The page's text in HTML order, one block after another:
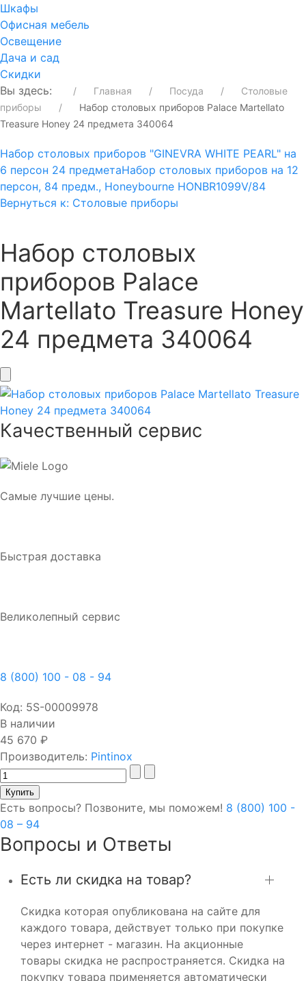
Шкафы
Офисная мебель
Освещение
Дача и сад
Скидки
Вы здесь:
Главная Посуда
Столовые
приборы
Набор столовых приборов Palace Martellato
Treasure Honey 24 предмета 340064
Набор столовых приборов "GINEVRA WHITE PEARL" на
6 перcон 24 предметаНабор столовых приборов на 12
персон, 84 предм., Honeybourne HONBR1099V/84
Вернуться к: Столовые приборы
Набор столовых
приборов Palace
Martellato Treasure Honey
24 предмета 340064
Качественный сервис
Самые лучшие цены.
Быстрая доставка
Великолепный сервис
8 (800) 100 - 08 - 94
Код: 5S-00009978
В наличии
45 670 ₽
Производитель: Pintinox
Есть вопросы? Позвоните, мы поможем! 8 (800) 100 -
08 – 94
Вопросы и Ответы
Есть ли скидка на товар?
Скидка которая опубликована на сайте для
каждого товара, действует только при покупке
через интернет - магазин. На акционные
товары скидка не распространяется. Скидка на
покупку товара применяется автоматически